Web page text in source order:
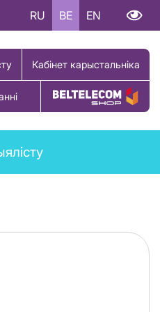
RU BE EN
Кабінет карыстальніка
Купіць тавар